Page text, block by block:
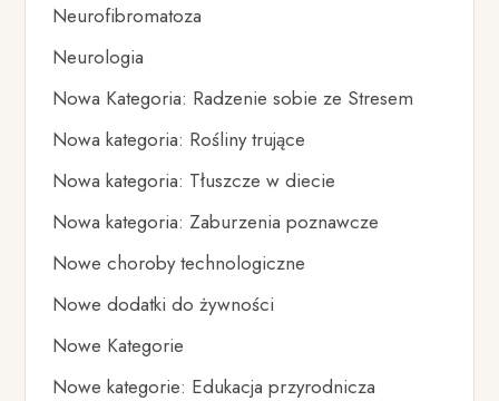
Neurofibromatoza
Neurologia
Nowa Kategoria: Radzenie sobie ze Stresem
Nowa kategoria: Rośliny trujące
Nowa kategoria: Tłuszcze w diecie
Nowa kategoria: Zaburzenia poznawcze
Nowe choroby technologiczne
Nowe dodatki do żywności
Nowe Kategorie
Nowe kategorie: Edukacja przyrodnicza